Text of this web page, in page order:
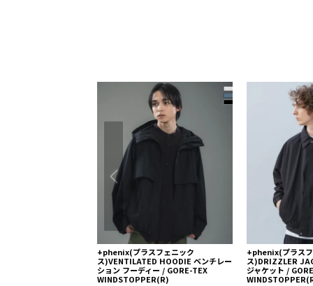
+phenix(プラスフェニック
ス)VENTILATED HOODIE ベンチレー
ション フーディー / GORE-TEX
WINDSTOPPER(R)
+phenix(プラス
ス)DRIZZLER
ジャケット /